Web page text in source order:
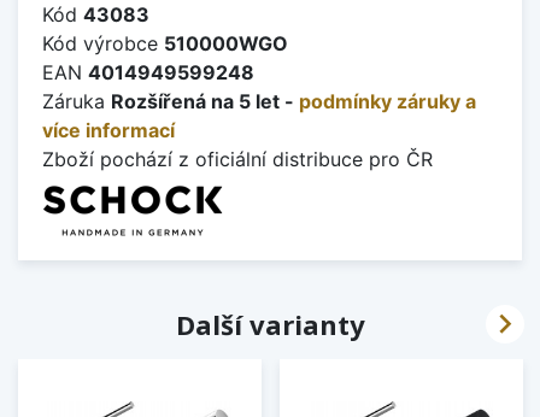
Kód 43083
Kód výrobce 510000WGO
EAN 4014949599248
Záruka Rozšířená na 5 let - podmínky záruky a
více informací
Zboží pochází z oficiální distribuce pro ČR
Další varianty 